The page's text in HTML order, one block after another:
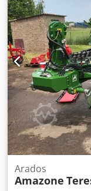
Arados
Amazone